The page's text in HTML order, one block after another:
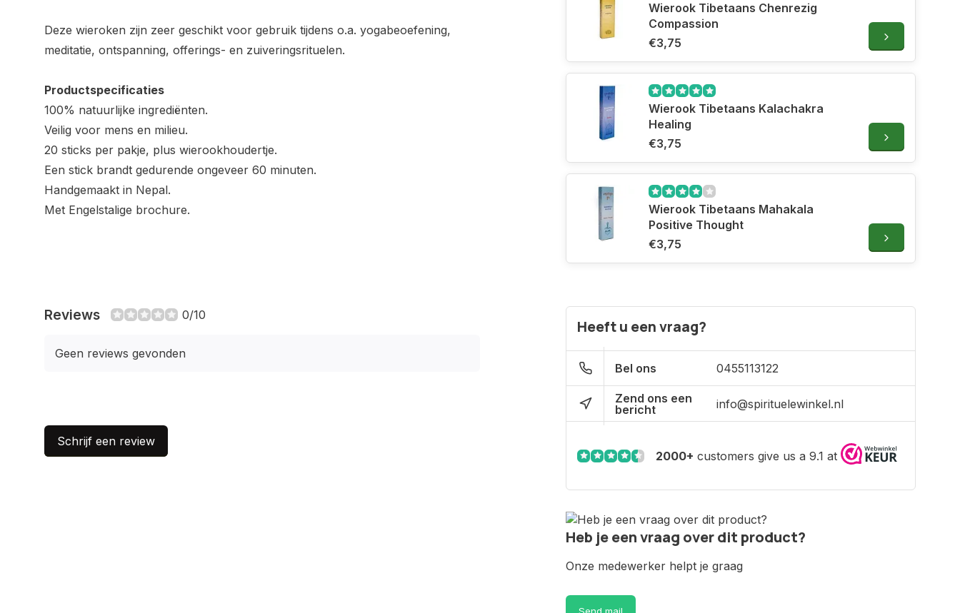
Deze wieroken zijn zeer geschikt voor gebruik tijdens o.a. yogabeoefening,
meditatie, ontspanning, offerings- en zuiveringsrituelen.
Productspecificaties
100% natuurlijke ingrediënten.
Veilig voor mens en milieu.
20 sticks per pakje, plus wierookhoudertje.
Een stick brandt gedurende ongeveer 60 minuten.
Handgemaakt in Nepal.
Met Engelstalige brochure.
Reviews 0/10
Geen reviews gevonden
Schrijf een review
Wierook Tibetaans Chenrezig
Compassion
€3,75
Wierook Tibetaans Kalachakra
Healing
€3,75
Wierook Tibetaans Mahakala
Positive Thought
€3,75
Heeft u een vraag?
Bel ons 0455113122
Zend ons een
bericht
info@spirituelewinkel.nl
2000+ customers give us a 9.1 at
Heb je een vraag over dit product?
Onze medewerker helpt je graag